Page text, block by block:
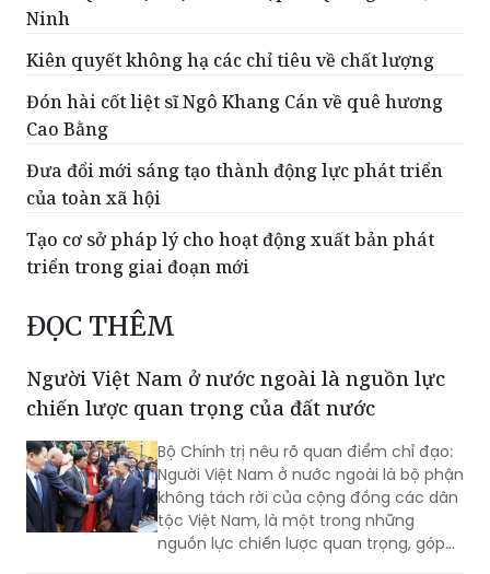
Cao Bằng
Đưa đổi mới sáng tạo thành động lực phát triển
của toàn xã hội
Tạo cơ sở pháp lý cho hoạt động xuất bản phát
triển trong giai đoạn mới
ĐỌC THÊM
Người Việt Nam ở nước ngoài là nguồn lực
Bộ Chính trị nêu rõ quan điểm chỉ đạo:
Người Việt Nam ở nước ngoài là bộ phận
không tách rời của cộng đồng các dân
tộc Việt Nam, là một trong những
nguồn lực chiến lược quan trọng, góp
phần nâng cao sức mạnh tổng hợp
quốc gia; là cầu nối giữa Việt Nam với
thế giới...
Hội Nạn nhân chất độc da cam/dioxin Việt